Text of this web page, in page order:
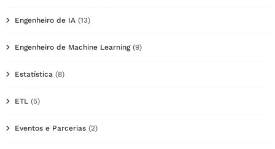
Engenheiro de IA (13)
Engenheiro de Machine Learning(9)
Estatística (8)
ETL (5)
Eventos e Parcerias (2)